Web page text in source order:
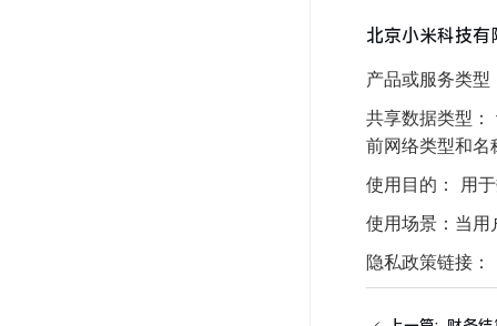
北京小米科技有
产品或服务类
共享数据类型：
前网络类型和
使用目的： 用
使用场景：当用
隐私政策链接：